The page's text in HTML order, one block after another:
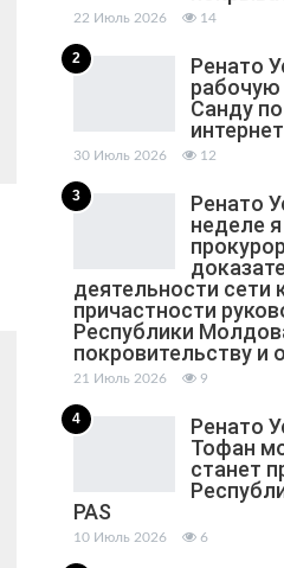
22 Июль 2026 14
2
Ренато
рабочую
Санду
30 Июль 2026 12
3
Ренато
неделе
деятельности сети
причастности
Республики
покровительству и
21 Июль 2026 9
4
Ренато
Тофан
станет
PAS
10 Июль 2026 6